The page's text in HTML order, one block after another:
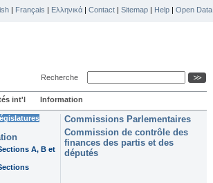
| Français | Ελληνικά | Contact | Sitemap | Help | Open Data
Recherche
int'l Information
A, B et
Commissions Parlementaires
Commission de contrôle des
finances des partis et des
députés